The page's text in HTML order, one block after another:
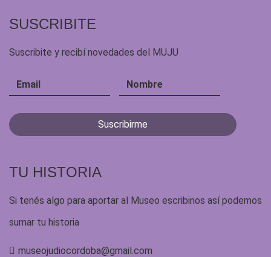
SUSCRIBITE
Suscribite y recibí novedades del MUJU
TU HISTORIA
Si tenés algo para aportar al Museo escribinos así podemos
sumar tu historia
museojudiocordoba@gmail.com